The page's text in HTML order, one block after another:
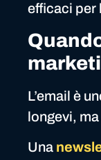
efficaci per
L’email è
longevi,
Una